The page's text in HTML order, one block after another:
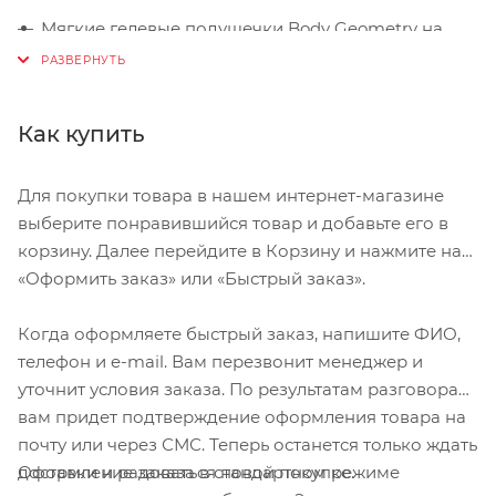
Мягкие гелевые подушечки Body Geometry на
ладони уменьшают давление и делают езду
ладони эластична и прочна
Мягкий, влаговпитывающий материал
Microwipe™ на большом пальце чтобы протирать
пот
Размер S. Длина среднего пальца до 8,1 см. Длина
см. Обхват ладони до 22 см.
Как купить
Для покупки товара в нашем интернет-магазине
выберите понравившийся товар и добавьте его в
корзину. Далее перейдите в Корзину и нажмите на
«Оформить заказ» или «Быстрый заказ».
Когда оформляете быстрый заказ, напишите ФИО,
телефон и e-mail. Вам перезвонит менеджер и
уточнит условия заказа. По результатам разговора
вам придет подтверждение оформления товара на
почту или через СМС. Теперь останется только ждать
доставки и радоваться новой покупке.
Оформление заказа в стандартном режиме